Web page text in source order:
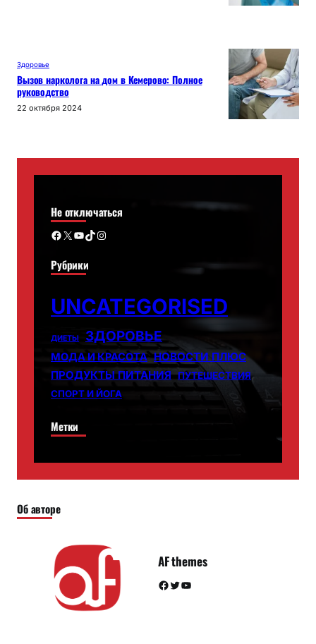
Здоровье
Вызов нарколога на дом в Кемерово: Полное
руководство
22 октября 2024
Не отключаться
Facebook X YouTube TikTok Instagram
Рубрики
UNCATEGORISED
ДИЕТЫ ЗДОРОВЬЕ
МОДА И КРАСОТА НОВОСТИ ПЛЮС
ПРОДУКТЫ ПИТАНИЯ ПУТЕШЕСТВИЯ
СПОРТ И ЙОГА
Метки
Об авторе
AF themes
Facebook Twitter YouTube